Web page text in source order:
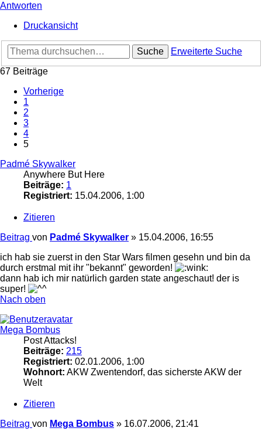
Antworten
Druckansicht
Suche
Erweiterte Suche
67 Beiträge
Vorherige
1
2
3
4
5
Padmé Skywalker
Anywhere But Here
Beiträge: 1
Registriert: 15.04.2006, 1:00
Zitieren
Beitrag von Padmé Skywalker » 15.04.2006, 16:55
ich hab sie zuerst in den Star Wars filmen gesehn und bin da
durch erstmal mit ihr "bekannt" geworden!
dann hab ich mir natürlich garden state angeschaut! der is
super!
Nach oben
Mega Bombus
Post Attacks!
Beiträge: 215
Registriert: 02.01.2006, 1:00
Wohnort: AKW Zwentendorf, das sicherste AKW der
Welt
Zitieren
Beitrag von Mega Bombus » 16.07.2006, 21:41